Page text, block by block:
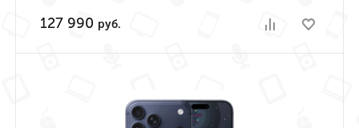
127 990 руб.